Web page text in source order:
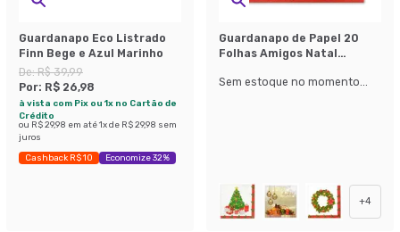
Guardanapo Eco Listrado
Finn Bege e Azul Marinho
De:R$ 39,99
Por: R$ 26,98
à vista com Pix ou 1x no Cartão de
Crédito
ou R$ 29,98 em até1x de R$ 29,98 sem
juros
Cashback R$ 10 Economize 32%
Guardanapo de Papel 20
Folhas Amigos Natal
Sem estoque no momento...
+4